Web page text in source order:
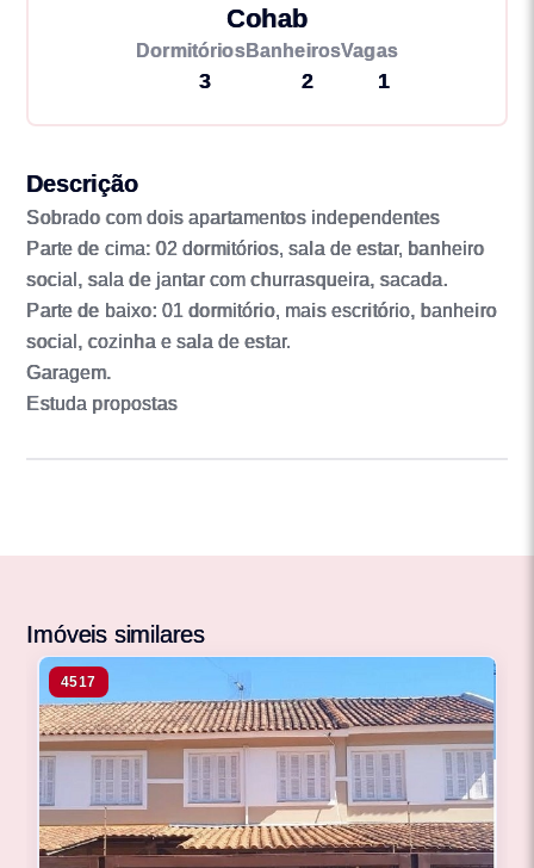
Cohab
Dormitórios
3
Banheiros
2
Vagas
1
Descrição
Sobrado com dois apartamentos independentes
Parte de cima: 02 dormitórios, sala de estar, banheiro
social, sala de jantar com churrasqueira, sacada.
Parte de baixo: 01 dormitório, mais escritório, banheiro
social, cozinha e sala de estar.
Garagem.
Estuda propostas
Imóveis similares
4517